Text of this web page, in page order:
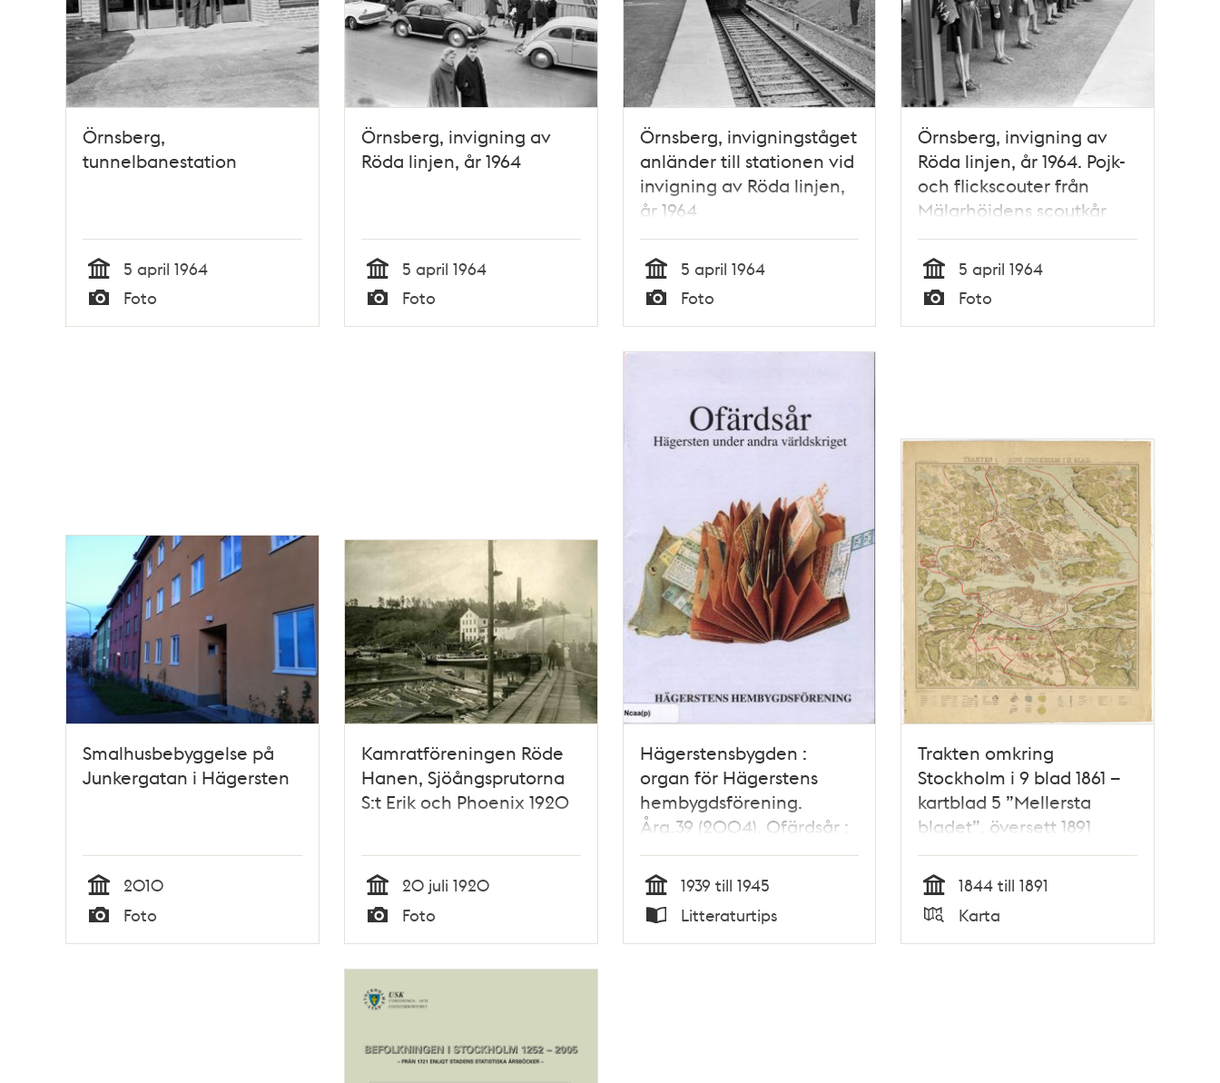
Örnsberg,
tunnelbanestation
Tid
5 april 1964
Typ
Foto
Örnsberg, invigning av
Röda linjen, år 1964
Tid
5 april 1964
Typ
Foto
Örnsberg, invigningståget
anländer till stationen vid
invigning av Röda linjen,
år 1964
Tid
5 april 1964
Typ
Foto
Örnsberg, invigning av
Röda linjen, år 1964. Pojk-
och flickscouter från
Mälarhöjdens scoutkår
tog emot invigningståget.
Tid
5 april 1964
Typ
Foto
Smalhusbebyggelse på
Junkergatan i Hägersten
Tid
2010
Foto
Kamratföreningen Röde
Hanen, Sjöångsprutorna
S:t Erik och Phoenix 1920
Tid
20 juli 1920
Foto
Hägerstensbygden :
organ för Hägerstens
hembygdsförening.
Årg.39 (2004), Ofärdsår :
Hägersten under andra
världskriget
Tid
1939 till 1945
Litteraturtips
Trakten omkring
Stockholm i 9 blad 1861 –
kartblad 5 ”Mellersta
bladet”, översett 1891
Tid
1844 till 1891
Karta